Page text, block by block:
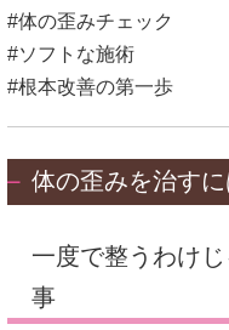
#体の歪みチェック
#ソフトな施術
#根本改善の第一歩
体の歪みを治す
一度で整うわけ
事